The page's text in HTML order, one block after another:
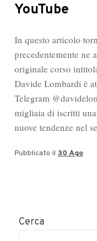
YouTube
In questo articolo
precedentemente ne
originale corso
Davide Lombardi è
Telegram
migliaia di iscritti
nuove tendenze nel
Pubblicato il 30 Ago
Cerca